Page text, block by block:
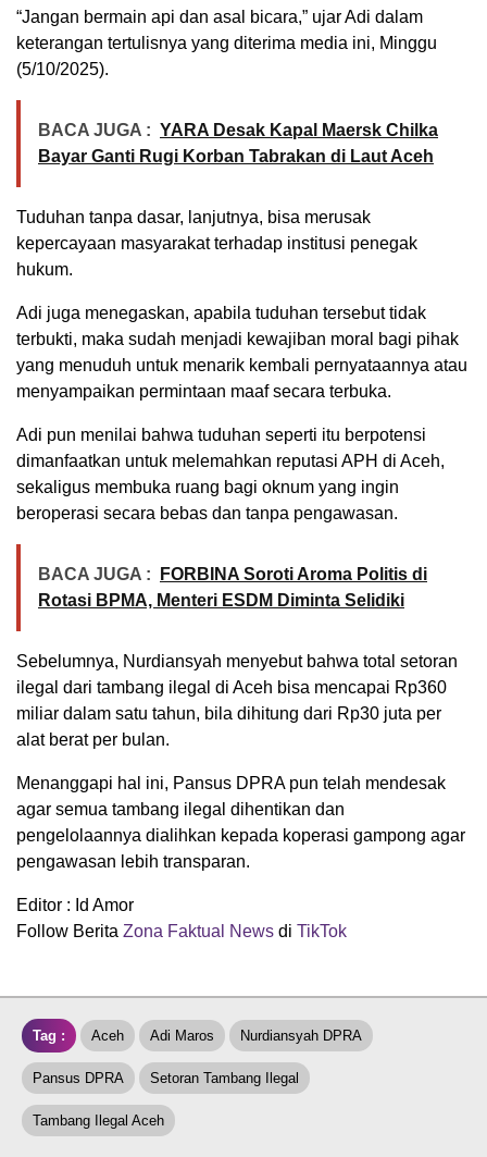
“Jangan bermain api dan asal bicara,” ujar Adi dalam
keterangan tertulisnya yang diterima media ini, Minggu
(5/10/2025).
BACA JUGA : YARA Desak Kapal Maersk Chilka
Bayar Ganti Rugi Korban Tabrakan di Laut Aceh
Tuduhan tanpa dasar, lanjutnya, bisa merusak
kepercayaan masyarakat terhadap institusi penegak
hukum.
Adi juga menegaskan, apabila tuduhan tersebut tidak
terbukti, maka sudah menjadi kewajiban moral bagi pihak
yang menuduh untuk menarik kembali pernyataannya atau
menyampaikan permintaan maaf secara terbuka.
Adi pun menilai bahwa tuduhan seperti itu berpotensi
dimanfaatkan untuk melemahkan reputasi APH di Aceh,
sekaligus membuka ruang bagi oknum yang ingin
beroperasi secara bebas dan tanpa pengawasan.
BACA JUGA :
FORBINA Soroti Aroma Politis di
Rotasi BPMA, Menteri ESDM Diminta Selidiki
Sebelumnya, Nurdiansyah menyebut bahwa total setoran
ilegal dari tambang ilegal di Aceh bisa mencapai Rp360
miliar dalam satu tahun, bila dihitung dari Rp30 juta per
alat berat per bulan.
Menanggapi hal ini, Pansus DPRA pun telah mendesak
agar semua tambang ilegal dihentikan dan
pengelolaannya dialihkan kepada koperasi gampong agar
pengawasan lebih transparan.
Editor : Id Amor
Follow Berita Zona Faktual News di TikTok
Tag : Aceh Adi Maros Nurdiansyah DPRA
Pansus DPRA Setoran Tambang Ilegal
Tambang Ilegal Aceh